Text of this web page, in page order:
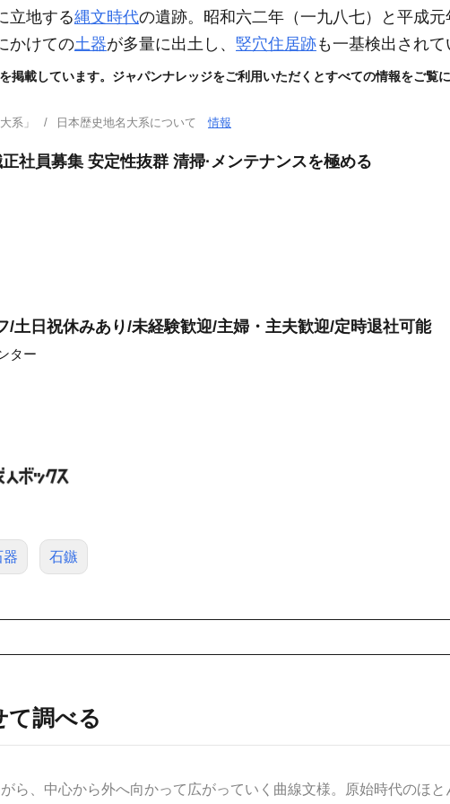
立地する縄文時代の遺跡。昭和六二年 （一九八七） と平成元
かけての土器が多量に出土し、 竪穴住居跡も一基検出されて
掲載しています。ジャパンナレッジをご利用いただくとすべての情報をご覧に
系」 日本歴史地名大系について情報
社員募集 安定性抜群 清掃·メンテナンスを極める
/土日祝休みあり/未経験歓迎/主婦・主夫歓迎/定時退社可能
ター
器 石鏃
て調べる
ら、中心から外へ向かって広がっていく曲線文様。原始時代のほと